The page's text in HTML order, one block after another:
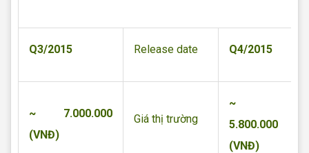
Q3/2015 Release date Q4/2015
~ 7.000.000
(VNĐ)
Giá thị trường
~
5.800.000
(VNĐ)